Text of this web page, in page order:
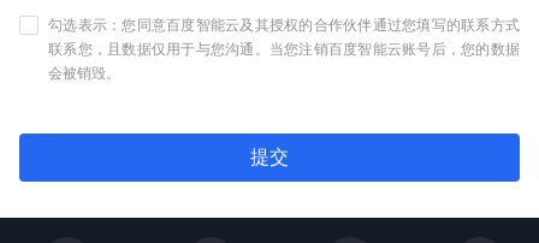
勾选表示：您同意百度智能云及其授权的合作伙伴通过您填写的联系方式
联系您，且数据仅用于与您沟通。当您注销百度智能云账号后，您的数据
会被销毁。
提交